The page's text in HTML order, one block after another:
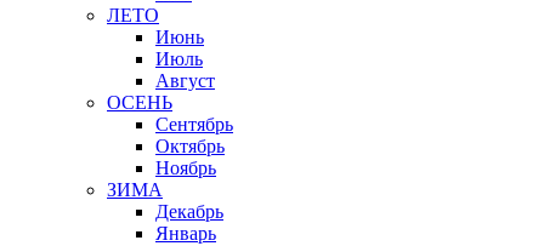
ЛЕТО
Июнь
Июль
Август
ОСЕНЬ
Сентябрь
Октябрь
Ноябрь
ЗИМА
Декабрь
Январь